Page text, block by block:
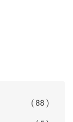
( 88 )